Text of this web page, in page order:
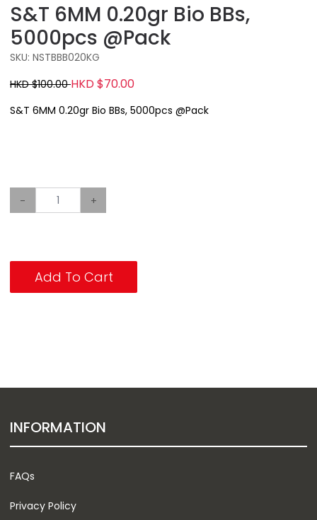
S&T 6MM 0.20gr Bio BBs,
5000pcs @Pack
SKU: NSTBBB020KG
HKD $100.00HKD $70.00
S&T 6MM 0.20gr Bio BBs, 5000pcs @Pack
- +
Add To Cart
INFORMATION
FAQs
Privacy Policy